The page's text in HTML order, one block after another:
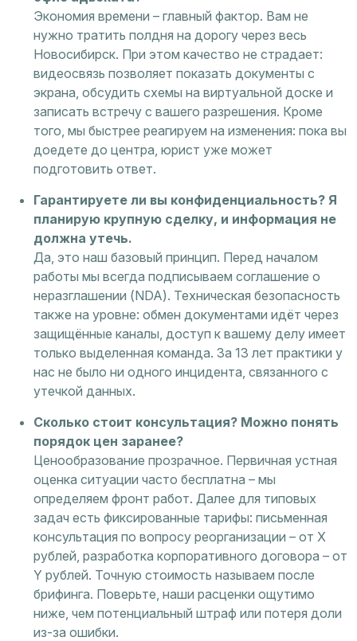
Экономия времени – главный фактор. Вам не
нужно тратить полдня на дорогу через весь
Новосибирск. При этом качество не страдает:
видеосвязь позволяет показать документы с
экрана, обсудить схемы на виртуальной доске и
записать встречу с вашего разрешения. Кроме
того, мы быстрее реагируем на изменения: пока вы
доедете до центра, юрист уже может
подготовить ответ.
Гарантируете ли вы конфиденциальность? Я
планирую крупную сделку, и информация не
должна утечь.
Да, это наш базовый принцип. Перед началом
работы мы всегда подписываем соглашение о
неразглашении (NDA). Техническая безопасность
также на уровне: обмен документами идёт через
защищённые каналы, доступ к вашему делу имеет
только выделенная команда. За 13 лет практики у
нас не было ни одного инцидента, связанного с
утечкой данных.
Сколько стоит консультация? Можно понять
порядок цен заранее?
Ценообразование прозрачное. Первичная устная
оценка ситуации часто бесплатна – мы
определяем фронт работ. Далее для типовых
задач есть фиксированные тарифы: письменная
консультация по вопросу реорганизации – от X
рублей, разработка корпоративного договора – от
Y рублей. Точную стоимость называем после
брифинга. Поверьте, наши расценки ощутимо
ниже, чем потенциальный штраф или потеря доли
из-за ошибки.